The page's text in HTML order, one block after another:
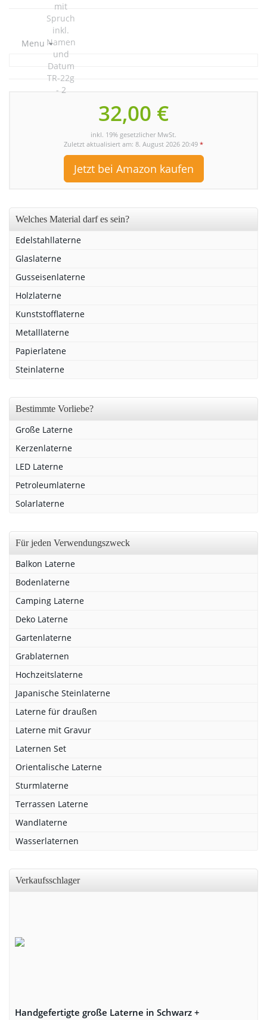
Menu
32,00 €
inkl. 19% gesetzlicher MwSt.
Zuletzt aktualisiert am: 8. August 2026 20:49 *
Jetzt bei Amazon kaufen
Welches Material darf es sein?
Edelstahllaterne
Glaslaterne
Gusseisenlaterne
Holzlaterne
Kunststofflaterne
Metalllaterne
Papierlatene
Steinlaterne
Bestimmte Vorliebe?
Große Laterne
Kerzenlaterne
LED Laterne
Petroleumlaterne
Solarlaterne
Für jeden Verwendungszweck
Balkon Laterne
Bodenlaterne
Camping Laterne
Deko Laterne
Gartenlaterne
Grablaternen
Hochzeitslaterne
Japanische Steinlaterne
Laterne für draußen
Laterne mit Gravur
Laternen Set
Orientalische Laterne
Sturmlaterne
Terrassen Laterne
Wandlaterne
Wasserlaternen
Verkaufsschlager
Handgefertigte große Laterne in Schwarz +